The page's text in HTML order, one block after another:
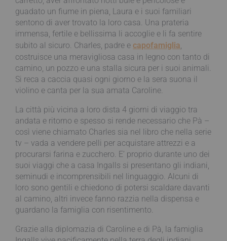
guadato un fiume in piena, Laura e i suoi familiari
sentono di aver trovato la loro casa. Una prateria
immensa, fertile e bellissima li accoglie e li fa sentire
subito al sicuro. Charles, padre e capofamiglia,
costruisce una meravigliosa casa in legno con tanto di
camino, un pozzo e una stalla sicura per i suoi animali.
Si reca a caccia quasi ogni giorno e la sera suona il
violino e canta per la sua amata Caroline.
La città più vicina a loro dista 4 giorni di viaggio tra
andata e ritorno e spesso si rende necessario che Pà –
così viene chiamato Charles sia nel libro che nella serie
tv – vada a vendere pelli per acquistare attrezzi e a
procurarsi farina e zucchero. E’ proprio durante uno dei
suoi viaggi che a casa Ingalls si presentano gli indiani,
seminudi e incomprensibili nel linguaggio. Alcuni di
loro sono gentili e chiedono di potersi scaldare davanti
al camino, altri invece fanno razzia nella dispensa e
guardano la famiglia con risentimento.
Grazie alla diplomazia di Caroline e di Pà, la famiglia